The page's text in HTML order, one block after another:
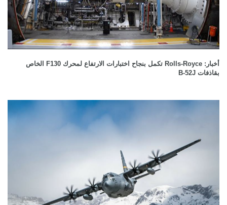
أخبار: Rolls-Royce تكمل بنجاح اختبارات الارتفاع لمحرك F130 الخاص
بقاذفات B-52J